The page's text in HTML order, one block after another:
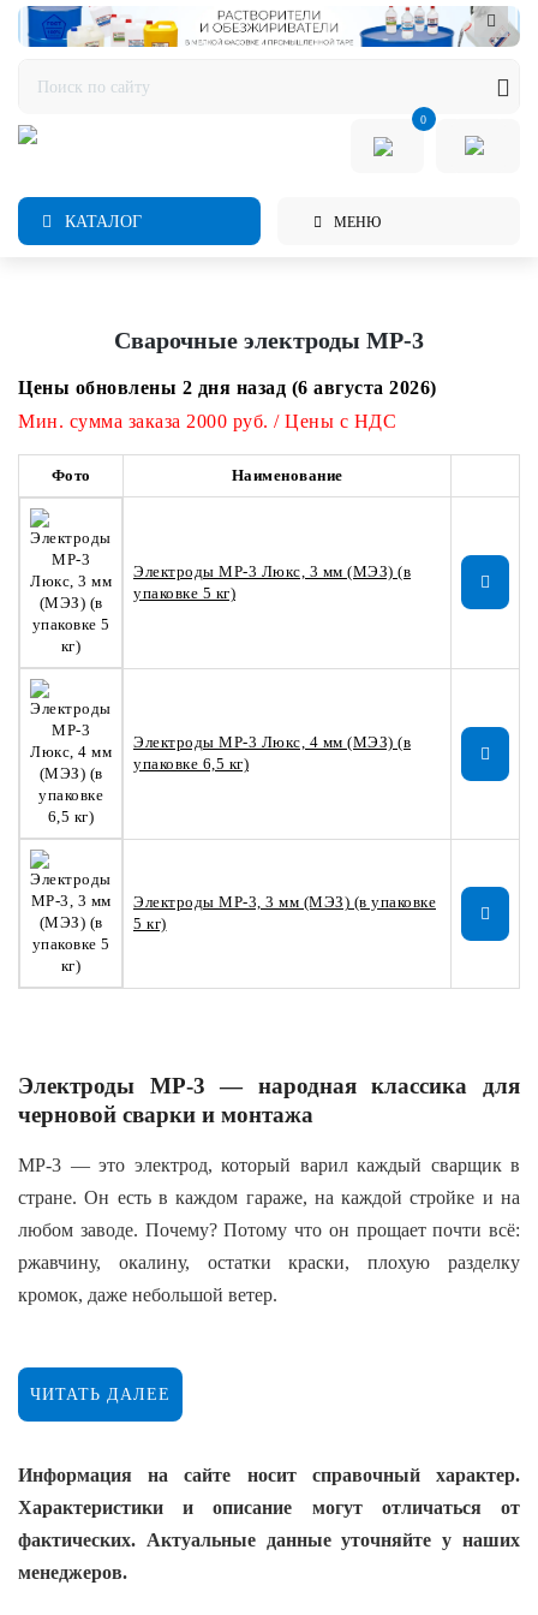
0
КАТАЛОГ МЕНЮ
Сварочные электроды МР-3
Цены обновлены 2 дня назад (6 августа 2026)
Мин. сумма заказа 2000 руб. / Цены с НДС
Фото Наименование
Электроды МР-3 Люкс, 3 мм (МЭЗ) (в
упаковке 5 кг)
Электроды МР-3 Люкс, 4 мм (МЭЗ) (в
упаковке 6,5 кг)
Электроды МР-3, 3 мм (МЭЗ) (в упаковке
5 кг)
Электроды МР-3 — народная классика для
черновой сварки и монтажа
МР-3 — это электрод, который варил каждый сварщик в
стране. Он есть в каждом гараже, на каждой стройке и на
любом заводе. Почему? Потому что он прощает почти всё:
ржавчину, окалину, остатки краски, плохую разделку
кромок, даже небольшой ветер.
электроды». Это конкретная рецептура покрытия, которая
дает стабильную дугу, легкое отделение шлака и
и заставляют краснеть за швы.
ЧИТАТЬ ДАЛЕЕ
Информация на сайте носит справочный характер.
Характеристики и описание могут отличаться от
фактических. Актуальные данные уточняйте у наших
менеджеров.